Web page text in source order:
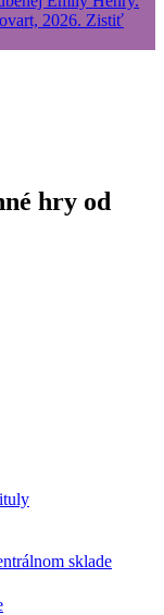
hry od
sklade